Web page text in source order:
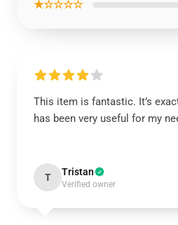
★☆☆☆☆
This item is fantastic. It’s
has been very useful for my
T Tristan
Verified owner